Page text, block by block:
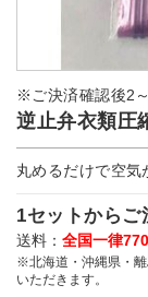
※ご決済確認後2
逆止弁衣類
丸めるだけで空気
1セットからご
送料： 全国一律
※北海道・沖縄県・
いただきます。